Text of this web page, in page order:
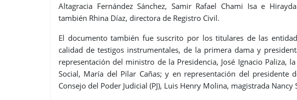
Altagracia Fernández Sánchez, Samir Rafael Chami Isa e
también Rhina Díaz, directora de Registro Civil.
El documento también fue suscrito por los titulares de las
calidad de testigos instrumentales, de la primera dama y
representación del ministro de la Presidencia, José Ignacio Paliza,
Social, María del Pilar Cañas; y en representación del presidente
Consejo del Poder Judicial (PJ), Luis Henry Molina, magistrada Nancy